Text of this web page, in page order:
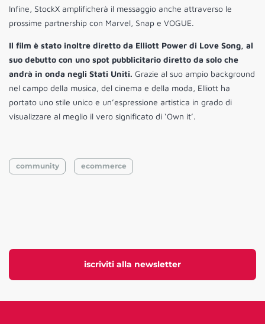
iscriviti alla newsletter
Infine, StockX amplificherà il messaggio anche attraverso le
prossime partnership con Marvel, Snap e VOGUE.
Il film è stato inoltre diretto da Elliott Power di Love Song, al
suo debutto con uno spot pubblicitario diretto da solo che
andrà in onda negli Stati Uniti. Grazie al suo ampio background
nel campo della musica, del cinema e della moda, Elliott ha
portato uno stile unico e un’espressione artistica in grado di
visualizzare al meglio il vero significato di ‘Own it’.
community ecommerce